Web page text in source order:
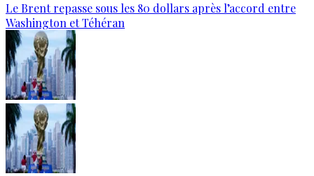
Le Brent repasse sous les 80 dollars après l’accord entre
Washington et Téhéran